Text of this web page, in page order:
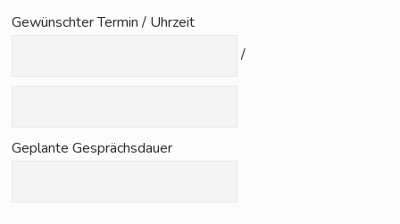
Gewünsch­ter Ter­min / Uhrzeit
/
Geplan­te Gesprächsdauer